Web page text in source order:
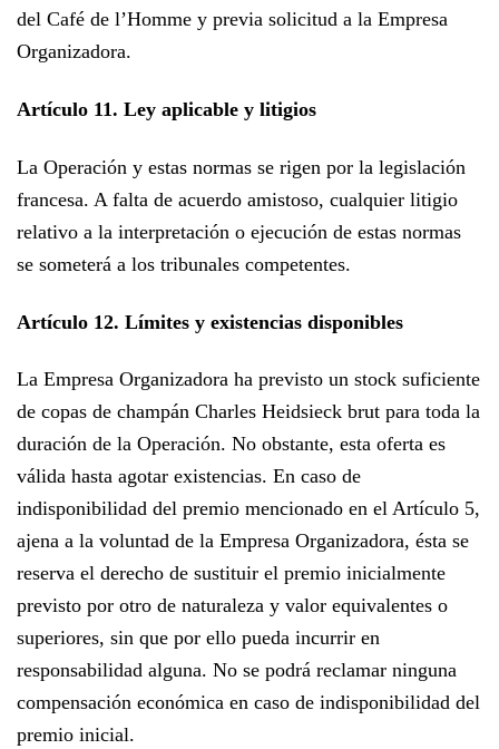
del Café de l’Homme y previa solicitud a la Empresa
Organizadora.
Artículo 11. Ley aplicable y litigios
La Operación y estas normas se rigen por la legislación
francesa. A falta de acuerdo amistoso, cualquier litigio
relativo a la interpretación o ejecución de estas normas
se someterá a los tribunales competentes.
Artículo 12. Límites y existencias disponibles
La Empresa Organizadora ha previsto un stock suficiente
de copas de champán Charles Heidsieck brut para toda la
duración de la Operación. No obstante, esta oferta es
válida hasta agotar existencias. En caso de
indisponibilidad del premio mencionado en el Artículo 5,
ajena a la voluntad de la Empresa Organizadora, ésta se
reserva el derecho de sustituir el premio inicialmente
previsto por otro de naturaleza y valor equivalentes o
superiores, sin que por ello pueda incurrir en
responsabilidad alguna. No se podrá reclamar ninguna
compensación económica en caso de indisponibilidad del
premio inicial.